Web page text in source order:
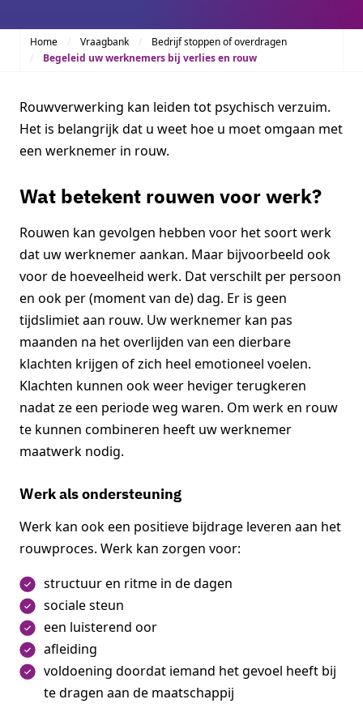
Home Vraagbank
Bedrijf stoppen of overdragen
Begeleid uw werknemers bij verlies en rouw
Rouwverwerking kan leiden tot psychisch verzuim.
Het is belangrijk dat u weet hoe u moet omgaan met
een werknemer in rouw.
Wat betekent rouwen voor werk?
Rouwen kan gevolgen hebben voor het soort werk
dat uw werknemer aankan. Maar bijvoorbeeld ook
voor de hoeveelheid werk. Dat verschilt per persoon
en ook per (moment van de) dag. Er is geen
tijdslimiet aan rouw. Uw werknemer kan pas
maanden na het overlijden van een dierbare
klachten krijgen of zich heel emotioneel voelen.
Klachten kunnen ook weer heviger terugkeren
nadat ze een periode weg waren. Om werk en rouw
te kunnen combineren heeft uw werknemer
maatwerk nodig.
Werk als ondersteuning
Werk kan ook een positieve bijdrage leveren aan het
rouwproces. Werk kan zorgen voor:
structuur en ritme in de dagen
sociale steun
een luisterend oor
afleiding
voldoening doordat iemand het gevoel heeft bij
te dragen aan de maatschappij